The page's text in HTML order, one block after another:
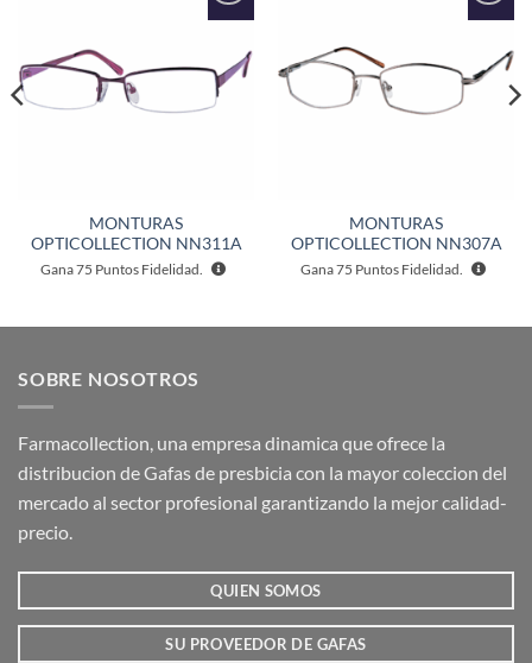
Añadir
lista de
deseos
MONTURAS
OPTICOLLECTION NN311A
Gana75 Puntos Fidelidad.
Añadir
lista de
deseos
MONTURAS
OPTICOLLECTION NN307A
Gana75 Puntos Fidelidad.
SOBRE NOSOTROS
Farmacollection, una empresa dinamica que ofrece la
distribucion de Gafas de presbicia con la mayor coleccion del
mercado al sector profesional garantizando la mejor calidad-
precio.
QUIEN SOMOS
SU PROVEEDOR DE GAFAS